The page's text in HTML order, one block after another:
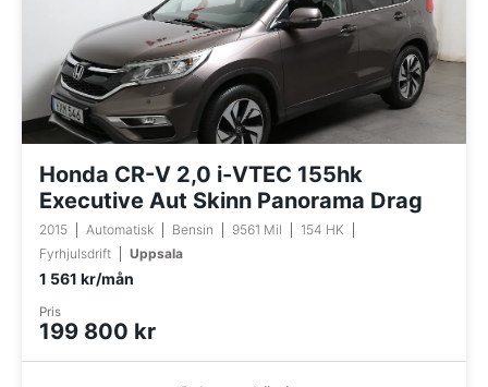
Honda CR-V 2,0 i-VTEC 155hk
Executive Aut Skinn Panorama Drag
2015 Automatisk Bensin 9561 Mil
154 HK
Fyrhjulsdrift
Uppsala
1 561 kr/mån
Pris
199 800 kr